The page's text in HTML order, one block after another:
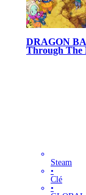
DRAGON
Through The
Steam
•
Clé
•